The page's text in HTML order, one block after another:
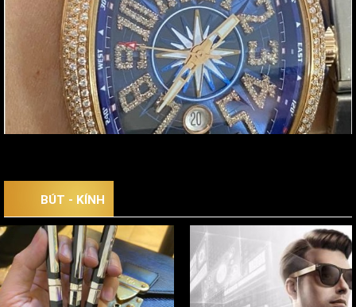
BÚT - KÍNH